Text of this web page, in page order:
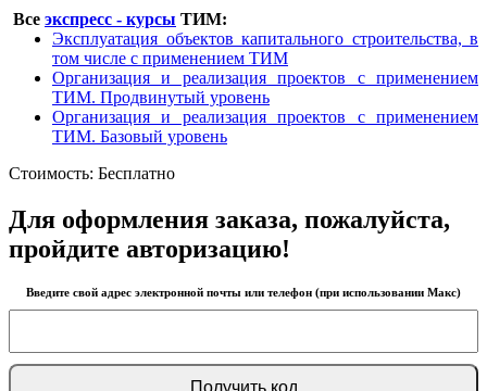
Все экспресс - курсы ТИМ:
Эксплуатация объектов капитального строительства, в
том числе с применением ТИМ
Организация и реализация проектов с применением
ТИМ. Продвинутый уровень
Организация и реализация проектов с применением
ТИМ. Базовый уровень
Стоимость: Бесплатно
Для оформления заказа, пожалуйста,
пройдите авторизацию!
Введите свой адрес электронной почты или телефон (при использовании Макс)